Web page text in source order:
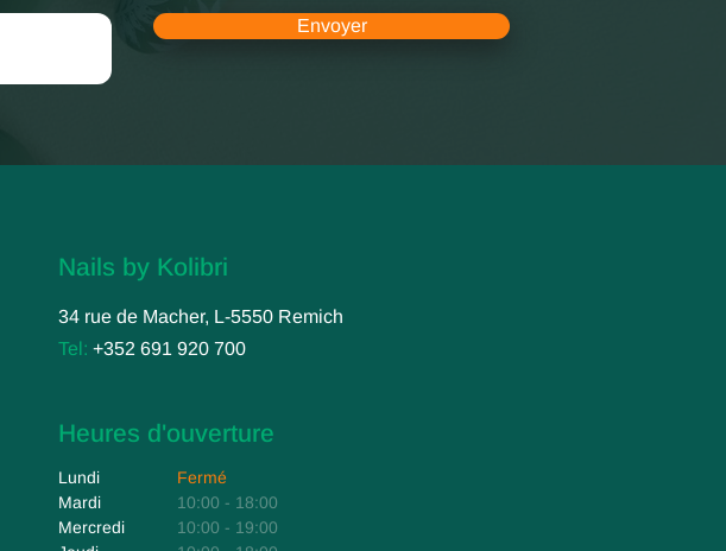
Envoyer
Nails by Kolibri
34 rue de Macher, L-5550 Remich
Tel: +352 691 920 700
Heures d'ouverture
Lundi
Mardi
Mercredi
Fermé
10:00 - 18:00
10:00 - 19:00